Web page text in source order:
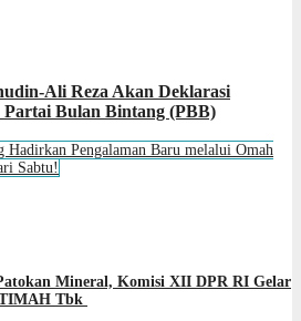
Ali Reza Akan Deklarasi
Bulan Bintang (PBB)
Hadirkan Pengalaman Baru melalui Omah
Sabtu!
Mineral, Komisi XII DPR RI Gelar
Tbk